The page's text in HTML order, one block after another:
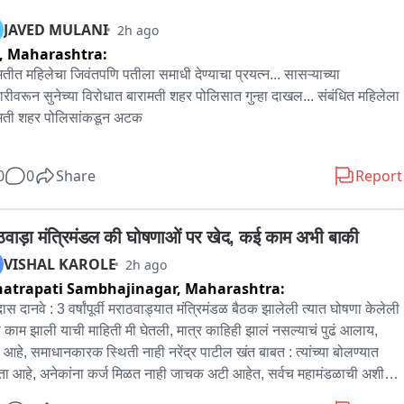
JAVED MULANI 2h ago
Maharashtra:
महिलेचा जिवंतपणि पतीला समाधी देण्याचा प्रयत्न... सासऱ्याच्या
सुनेच्या विरोधात बारामती शहर पोलिसात गुन्हा दाखल... संबंधित महिलेला
शहर पोलिसांकडून अटक
त्याला जिवंतपणीच घरातच समाधी देण्याचा प्रयत्न केलाय. या संदर्भात पोलिसांना
खुनाचा प्रयत्न उधळून लावला आहे.
बारामती शहर पोलीस ठाण्यात प्रवीण जगताप यांचे वडील प्रकाश जगताप
फिर्यादीवरून शर्मिला प्रवीण जगताप या 38 वर्षीय महिले विरोधात गुन्हा दाखल
आला आहे. संबंधित महिलेला पोलिसांनी ताब्यात घेतल आहे.
प्रकार दिनांक 30 जुलै 2026 च्या रात्री साडे अकरा ते एक ऑगस्ट सकाळी
दरम्यान बारामती शहरातील जामदार रोड इंद्रप्रस्थ सोसायटीमधील
नंबर नऊ मध्ये घडला आहे。
0 Share Report
मंत्रिमंडल की घोषणाओं पर खेद, कई काम अभी बाकी
VISHAL KAROLE 2h ago
Sambhajinagar, Maharashtra:
दानवे : 3 वर्षांपूर्वी मराठवाड्यात मंत्रिमंडळ बैठक झालेली त्यात घोषणा केलेली
काम झाली याची माहिती मी घेतली, मात्र काहिही झालं नसल्याचं पुढं आलाय,
आहे, समाधानकारक स्थिती नाही नरेंद्र पाटील खंत बाबत : त्यांच्या बोलण्यात
आहे, अनेकांना कर्ज मिळत नाही जाचक अटी आहेत, सर्वच महामंडळाची अशीच